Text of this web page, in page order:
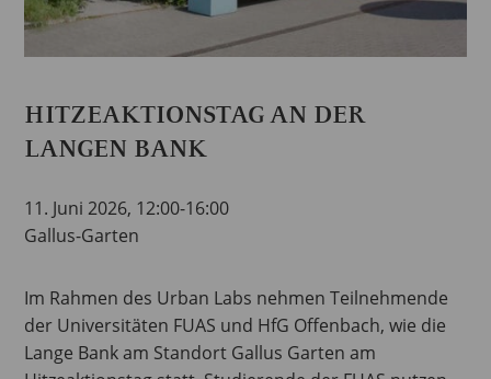
HITZEAKTIONSTAG AN DER
LANGEN BANK
11. Juni 2026, 12:00-16:00
Gallus-Garten
Im Rahmen des Urban Labs nehmen Teilnehmende
der Universitäten FUAS und HfG Offenbach, wie die
Lange Bank am Standort Gallus Garten am